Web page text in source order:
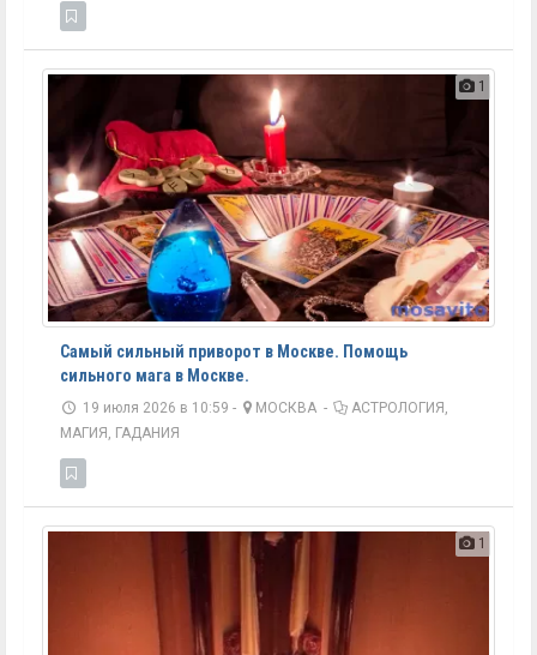
1
Самый сильный приворот в Москве. Помощь
сильного мага в Москве.
19 июля 2026 в 10:59 - МОСКВА -
АСТРОЛОГИЯ,
МАГИЯ, ГАДАНИЯ
1